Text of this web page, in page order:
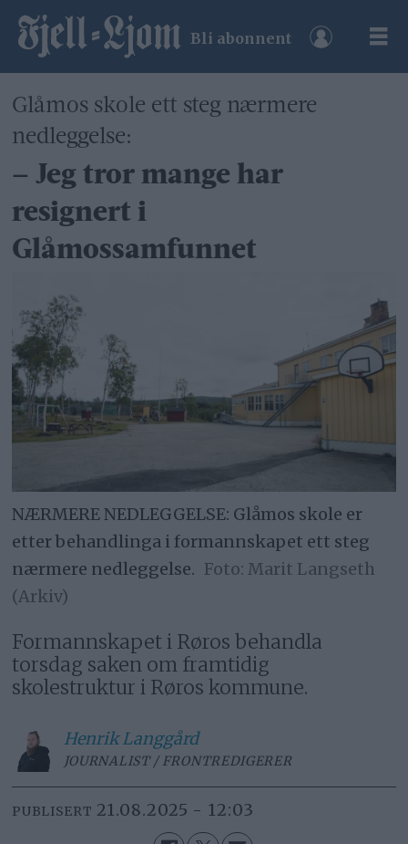
Bli abonnent
Glåmos skole ett steg nærmere
nedleggelse:
– Jeg tror mange har
resignert i
Glåmossamfunnet
NÆRMERE NEDLEGGELSE: Glåmos skole er
etter behandlinga i formannskapet ett steg
nærmere nedleggelse.
Marit Langseth
(Arkiv)
Formannskapet i Røros behandla
torsdag saken om framtidig
skolestruktur i Røros kommune.
Henrik Langgård
JOURNALIST / FRONTREDIGERER
PUBLISERT 21.08.2025 - 12:03